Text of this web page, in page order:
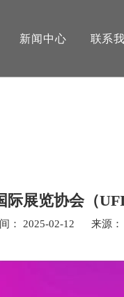
新闻中心 联系
际展览协会（
： 2025-02-12 来源：